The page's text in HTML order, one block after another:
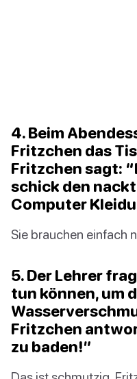
4. Beim
Fritzchen das
Fritzchen sagt:
schick den
Computer
Sie brauchen einfach
5. Der Lehrer
tun können, um
Fritzchen
zu baden!”